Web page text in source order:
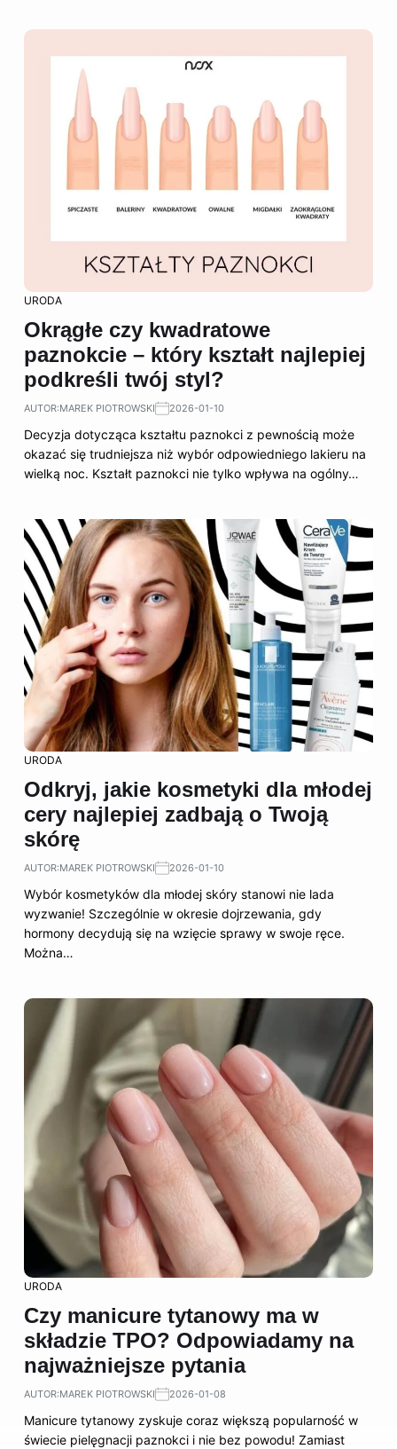
URODA
Okrągłe czy kwadratowe
paznokcie – który kształt najlepiej
podkreśli twój styl?
AUTOR:MAREK PIOTROWSKI 2026-01-10
Decyzja dotycząca kształtu paznokci z pewnością może
okazać się trudniejsza niż wybór odpowiedniego lakieru na
wielką noc. Kształt paznokci nie tylko wpływa na ogólny…
URODA
Odkryj, jakie kosmetyki dla młodej
cery najlepiej zadbają o Twoją
skórę
AUTOR:MAREK PIOTROWSKI 2026-01-10
Wybór kosmetyków dla młodej skóry stanowi nie lada
wyzwanie! Szczególnie w okresie dojrzewania, gdy
hormony decydują się na wzięcie sprawy w swoje ręce.
Można…
URODA
Czy manicure tytanowy ma w
składzie TPO? Odpowiadamy na
najważniejsze pytania
AUTOR:MAREK PIOTROWSKI 2026-01-08
Manicure tytanowy zyskuje coraz większą popularność w
świecie pielęgnacji paznokci i nie bez powodu! Zamiast